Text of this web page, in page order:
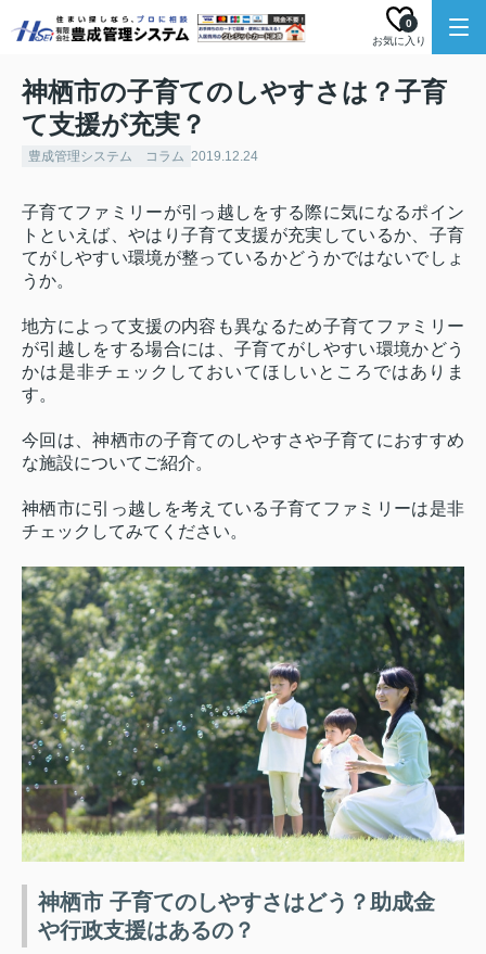
お気に入り
0
神栖市の子育てのしやすさは？子育
て支援が充実？
豊成管理システム コラム 2019.12.24
子育てファミリーが引っ越しをする際に気になるポイン
トといえば、やはり子育て支援が充実しているか、子育
てがしやすい環境が整っているかどうかではないでしょ
うか。
地方によって支援の内容も異なるため子育てファミリー
が引越しをする場合には、子育てがしやすい環境かどう
かは是非チェックしておいてほしいところではありま
す。
今回は、神栖市の子育てのしやすさや子育てにおすすめ
な施設についてご紹介。
神栖市に引っ越しを考えている子育てファミリーは是非
チェックしてみてください。
神栖市 子育てのしやすさはどう？助成金
や行政支援はあるの？